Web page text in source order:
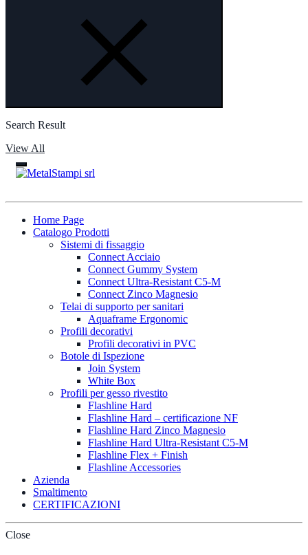
Search Result
View All
Home Page
Catalogo Prodotti
Sistemi di fissaggio
Connect Acciaio
Connect Gummy System
Connect Ultra-Resistant C5-M
Connect Zinco Magnesio
Telai di supporto per sanitari
Aquaframe Ergonomic
Profili decorativi
Profili decorativi in PVC
Botole di Ispezione
Join System
White Box
Profili per gesso rivestito
Flashline Hard
Flashline Hard – certificazione NF
Flashline Hard Zinco Magnesio
Flashline Hard Ultra-Resistant C5-M
Flashline Flex + Finish
Flashline Accessories
Azienda
Smaltimento
CERTIFICAZIONI
Close